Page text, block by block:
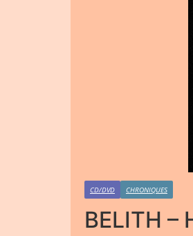
CD/DVD CHRONIQUES
BELITH –